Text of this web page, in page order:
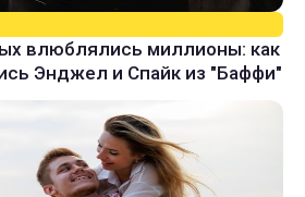
влюблялись миллионы: как
Энджел и Спайк из "Баффи"